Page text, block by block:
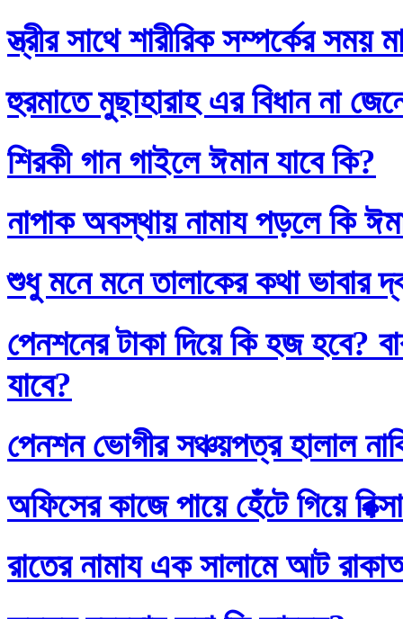
স্ত্রীর সাথে শারীরিক সম্পর্কের
হুরমাতে মুছাহারাহ এর বিধান না
শিরকী গান গাইলে ঈমান যাবে কি?
নাপাক অবস্থায় নামায পড়লে কি
শুধু মনে মনে তালাকের কথা ভাবার
পেনশনের টাকা দিয়ে কি হজ হবে?
যাবে?
পেনশন ভোগীর সঞ্চয়পত্র হালাল
অফিসের কাজে পায়ে হেঁটে গিয়ে
রাতের নামায এক সালামে আট